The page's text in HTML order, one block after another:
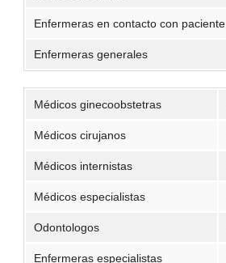
Enfermeras en contacto con paciente
Enfermeras generales
Médicos ginecoobstetras
Médicos cirujanos
Médicos internistas
Médicos especialistas
Odontologos
Enfermeras especialistas